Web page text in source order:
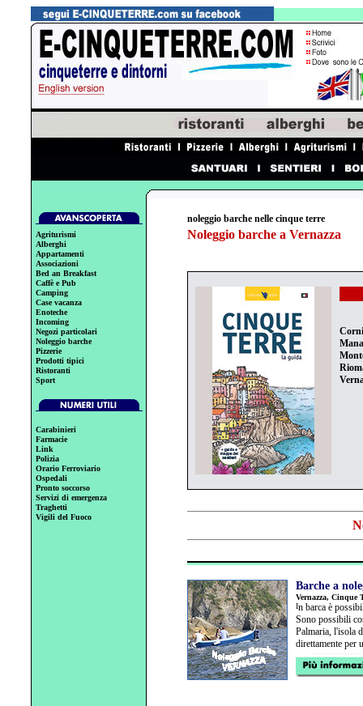
Agriturismi
Alberghi
Appartamenti
Associazioni
Bed an Breakfast
Caffè e Pub
Camping
Case vacanza
Enoteche
Incoming
Negozi particolari
Noleggio barche
Pizzerie
Prodotti tipici
Ristoranti
Sport
Carabinieri
Farmacie
Link
Polizia
Orario Ferroviario
Ospedali
Pronto soccorso
Servizi di emergenza
Traghetti
Vigili del Fuoco
noleggio barche nelle cinque terre
Noleggio barche a Vernazza
Barche a
Vernazza, Cinque
In barca è
Sono possibili
Palmaria, l'isola
direttamente per